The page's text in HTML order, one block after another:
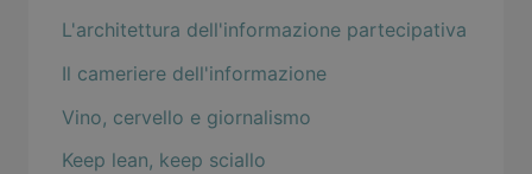
L'architettura dell'informazione partecipativa
Il cameriere dell'informazione
Vino, cervello e giornalismo
Keep lean, keep sciallo